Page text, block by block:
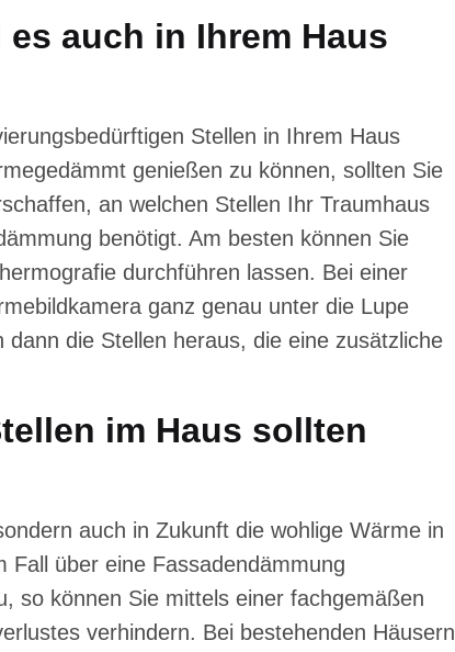
auch in Ihrem Haus
Stellen in Ihrem Haus
genießen zu können, sollten Sie
an welchen Stellen Ihr Traumhaus
benötigt. Am besten können Sie
durchführen lassen. Bei einer
ganz genau unter die Lupe
die Stellen heraus, die eine zusätzliche
im Haus sollten
auch in Zukunft die wohlige Wärme in
Fall über eine Fassadendämmung
so können Sie mittels einer fachgemäßen
verhindern. Bei bestehenden Häusern